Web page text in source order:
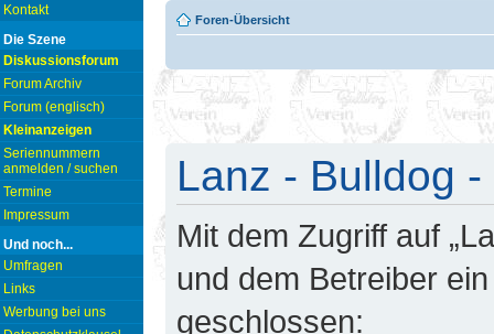
Kontakt
Die Szene
Diskussionsforum
Forum Archiv
Forum (englisch)
Kleinanzeigen
Seriennummern
anmelden / suchen
Termine
Impressum
Und noch...
Umfragen
Links
Werbung bei uns
Foren-Übersicht
Lanz - Bulldog
Mit dem Zugriff auf
und dem Betreiber
geschlossen: